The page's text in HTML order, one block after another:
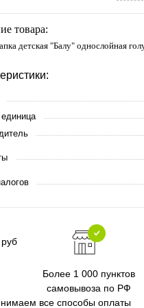
товара:
детская "Балу" однослойная
Более 1 000 пунктов
самовывоза по РФ